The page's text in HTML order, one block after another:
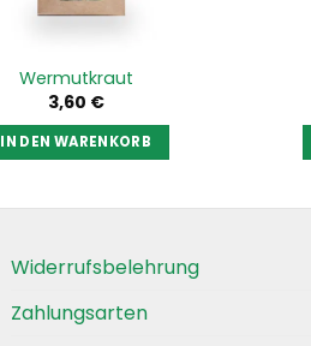
Wermutkraut
3,60 €
IN DEN WARENKORB
Widerrufsbelehrung
Zahlungsarten